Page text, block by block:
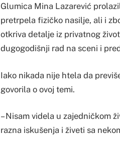
Glumica Mina Lazarević
pretrpela fizičko nasilje, ali i
otkriva detalje iz privatnog
dugogodišnji rad na sceni i
Iako nikada nije htela da
govorila o ovoj temi.
– Nisam videla u zajedničkom
razna iskušenja i živeti sa